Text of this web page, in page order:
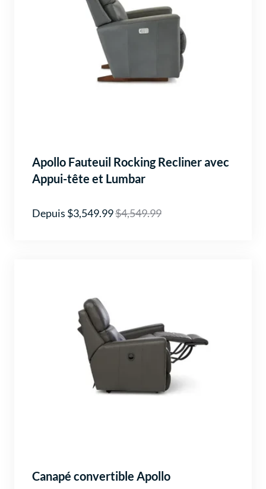
Apollo Fauteuil Rocking Recliner avec
Appui-tête et Lumbar
Depuis $3,549.99$4,549.99
Canapé convertible Apollo